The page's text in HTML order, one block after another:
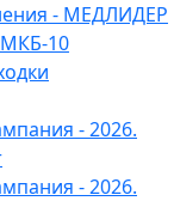
- МЕДЛИДЕР
10
- 2026.
- 2026.